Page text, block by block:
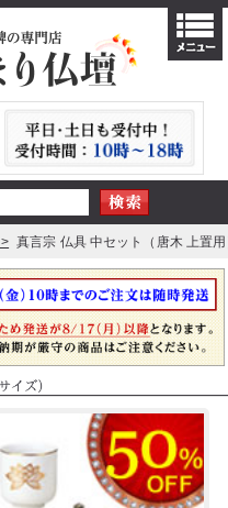
真言宗 仏具 中セット（唐木 上置